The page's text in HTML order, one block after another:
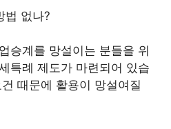
법 없나?
승계를 망설이는 분들을 위
특례 제도가 마련되어 있습
때문에 활용이 망설여질